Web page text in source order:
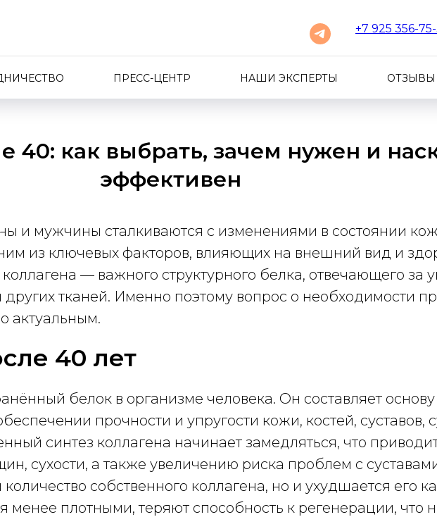
+7 925 356-
ПРЕСС-ЦЕНТР НАШИ ЭКСПЕРТЫ ОТЗЫВЫ
40: как выбрать, зачем нужен и
эффективен
и мужчины сталкиваются с изменениями в состоянии
из ключевых факторов, влияющих на внешний вид и
— важного структурного белка, отвечающего за
других тканей. Именно поэтому вопрос о необходимости
актуальным.
40 лет
белок в организме человека. Он составляет
прочности и упругости кожи, костей, суставов,
синтез коллагена начинает замедляться, что
сухости, а также увеличению риска проблем с
собственного коллагена, но и ухудшается его
менее плотными, теряют способность к регенерации, что